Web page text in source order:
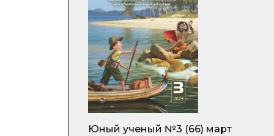
Юный ученый №3 (66) март